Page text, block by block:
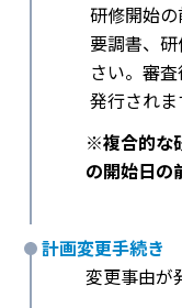
研修開始
要調書、
さい。審
発行されま
※複合的な
の開始日の
計画変更手続き
変更事由が